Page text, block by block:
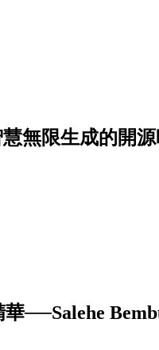
無限生成的開
──Salehe